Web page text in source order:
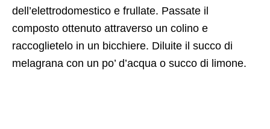
dell’elettrodomestico e frullate. Passate il
composto ottenuto attraverso un colino e
raccoglietelo in un bicchiere. Diluite il succo di
melagrana con un po’ d’acqua o succo di limone.